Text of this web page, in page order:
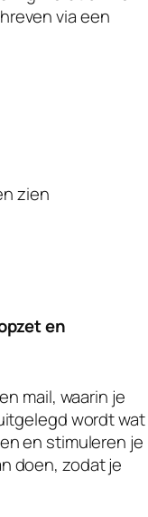
via een
zien
en
mail, waarin je
wordt wat
en stimuleren je
doen, zodat je